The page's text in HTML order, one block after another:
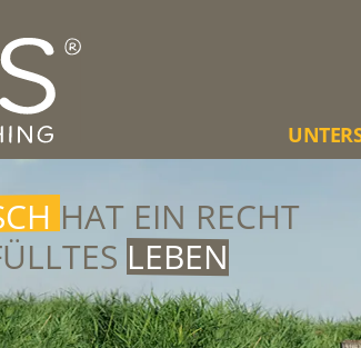
HAT EIN RECHT
LEBEN
ERFAHREN